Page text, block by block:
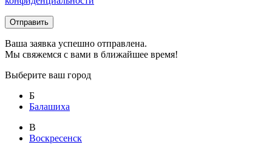
Отправить
Ваша заявка успешно отправлена.
Мы свяжемся с вами в ближайшее время!
Выберите ваш город
Б
Балашиха
В
Воскресенск